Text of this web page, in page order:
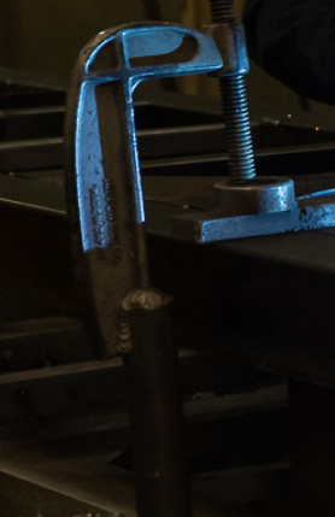
製缶について
製缶について
特注仕様の対応で重視している
特注仕様では、お客様の設計意図を